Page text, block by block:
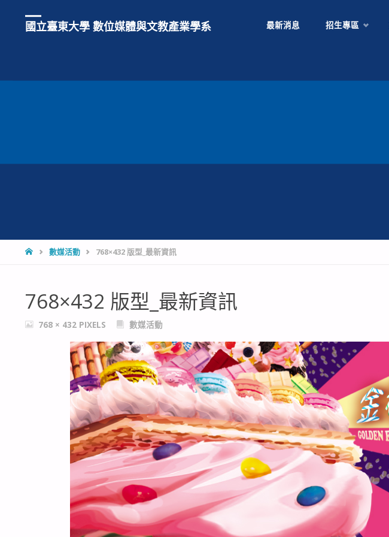
國立臺東大學 數位媒體與文教產業學系 最新消息 招生專區
HOME數媒活動 768×432 版型_最新資訊
768×432 版型_最新資訊
FULL768 × 432 PIXELS 數媒活動